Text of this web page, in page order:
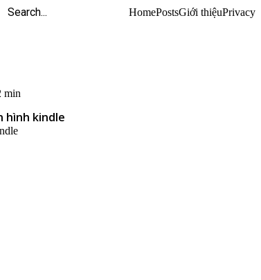
HomePostsGiới thiệuPrivacy
min
hình kindle